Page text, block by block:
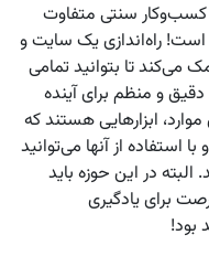
کسب‌وکار سنتی متفاوت
است! راه‌اندازی یک سایت و
می‌کند تا بتوانید تمامی
دقیق و منظم برای آینده
ابزارهایی هستند که
استفاده از آنها می‌توانید
در این حوزه باید
برای یاد‌گیری
بود!